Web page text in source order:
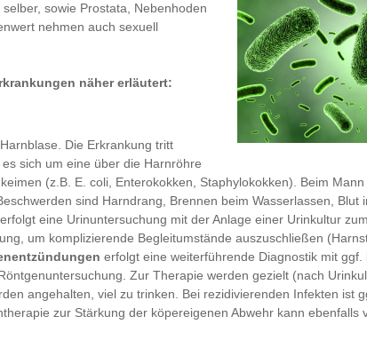
sowie Prostata, Nebenhoden
nehmen auch sexuell
näher erläutert:
Die Erkrankung tritt
sich um eine über die Harnröhre
(z.B. E. coli, Enterokokken, Staphylokokken). Beim
sind Harndrang, Brennen beim Wasserlassen, Blut
eine Urinuntersuchung mit der Anlage einer Urinkultur
um komplizierende Begleitumstände auszuschließen
erfolgt eine weiterführende Diagnostik mit ggf.
Zur Therapie werden gezielt (nach
angehalten, viel zu trinken. Bei rezidivierenden Infekten ist
zur Stärkung der köpereigenen Abwehr kann ebenfalls